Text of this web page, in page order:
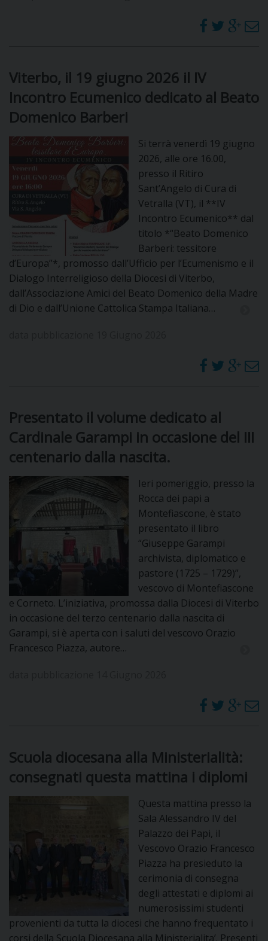
Viterbo, il 19 giugno 2026 il IV
Incontro Ecumenico dedicato al Beato
Domenico Barberi
Si terrà venerdì 19 giugno
2026, alle ore 16.00,
presso il Ritiro
Sant’Angelo di Cura di
Vetralla (VT), il **IV
Incontro Ecumenico** dal
titolo *“Beato Domenico
Barberi: tessitore
d’Europa”*, promosso dall’Ufficio per l’Ecumenismo e il
Dialogo Interreligioso della Diocesi di Viterbo,
dall’Associazione Amici del Beato Domenico della Madre
di Dio e dall’Unione Cattolica Stampa Italiana…
Presentato il volume dedicato al
Cardinale Garampi in occasione del III
centenario dalla nascita.
Ieri pomeriggio, presso la
Rocca dei papi a
Montefiascone, è stato
presentato il libro
“Giuseppe Garampi
archivista, diplomatico e
pastore (1725 – 1729)”,
vescovo di Montefiascone
e Corneto. L’iniziativa, promossa dalla Diocesi di Viterbo
in occasione del terzo centenario dalla nascita di
Garampi, si è aperta con i saluti del vescovo Orazio
Francesco Piazza, autore…
Scuola diocesana alla Ministerialità:
consegnati questa mattina i diplomi
Questa mattina presso la
Sala Alessandro IV del
Palazzo dei Papi, il
Vescovo Orazio Francesco
Piazza ha presieduto la
cerimonia di consegna
degli attestati e diplomi ai
numerosissimi studenti
provenienti da tutta la diocesi che hanno frequentato i
corsi della Scuola Diocesana alla Ministerialita’. Presenti